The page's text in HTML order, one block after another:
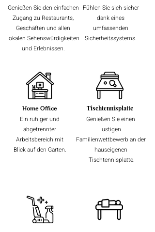
Genießen Sie den einfachen
Zugang zu Restaurants,
Geschäften und allen
lokalen Sehenswürdigkeiten
und Erlebnissen.
Fühlen Sie sich sicher
dank eines
umfassenden
Sicherheitssystems.
Home Office
Ein ruhiger und
abgetrennter
Arbeitsbereich mit
Blick auf den Garten.
Tischtennisplatte
Genießen Sie einen
lustigen
Familienwettbewerb an der
hauseigenen
Tischtennisplatte.